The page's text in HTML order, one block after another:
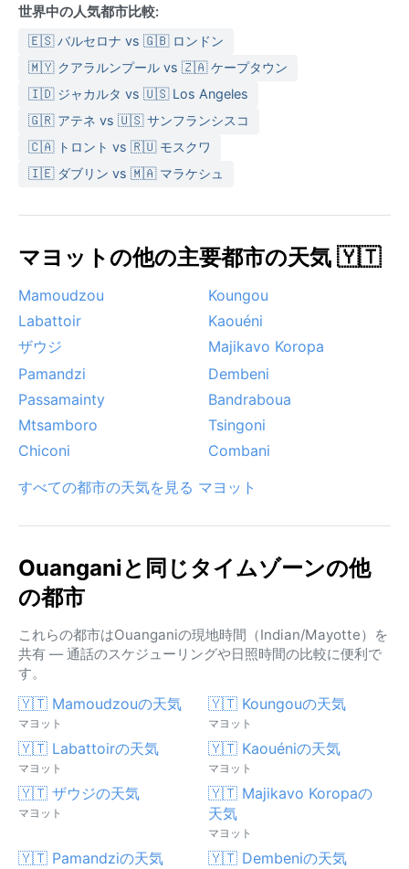
世界中の人気都市比較:
🇪🇸 バルセロナ vs 🇬🇧 ロンドン
🇲🇾 クアラルンプール vs 🇿🇦 ケープタウン
🇮🇩 ジャカルタ vs 🇺🇸 Los Angeles
🇬🇷 アテネ vs 🇺🇸 サンフランシスコ
🇨🇦 トロント vs 🇷🇺 モスクワ
🇮🇪 ダブリン vs 🇲🇦 マラケシュ
マヨットの他の主要都市の天気 🇾🇹
Mamoudzou
Koungou
Labattoir
Kaouéni
ザウジ
Majikavo Koropa
Pamandzi
Dembeni
Passamainty
Bandraboua
Mtsamboro
Tsingoni
Chiconi
Combani
すべての都市の天気を見る マヨット
Ouanganiと同じタイムゾーンの他
の都市
これらの都市はOuanganiの現地時間（Indian/Mayotte）を
共有 — 通話のスケジューリングや日照時間の比較に便利で
す。
🇾🇹 Mamoudzouの天気
マヨット
🇾🇹 Koungouの天気
マヨット
🇾🇹 Labattoirの天気
マヨット
🇾🇹 Kaouéniの天気
マヨット
🇾🇹 ザウジの天気
マヨット
🇾🇹 Majikavo Koropaの
天気
マヨット
🇾🇹 Pamandziの天気 🇾🇹 Dembeniの天気